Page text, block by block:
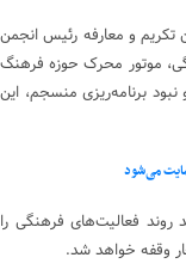
و معارفه رئیس انجمن
موتور محرک حوزه فرهنگ
برنامه‌ریزی منسجم، این
فعالیت‌های فرهنگی را
وقفه خواهد شد.